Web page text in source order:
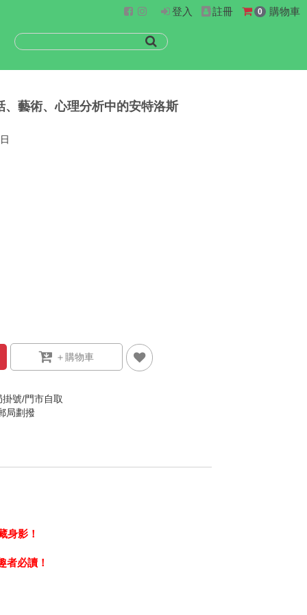
登入 註冊 0 購物車
、藝術、心理分析中的安特洛斯
號/門市自取
局劃撥
影！
必讀！